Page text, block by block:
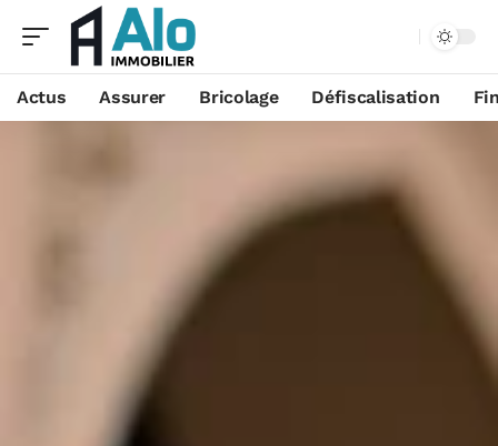
Actus Assurer Bricolage Défiscalisation